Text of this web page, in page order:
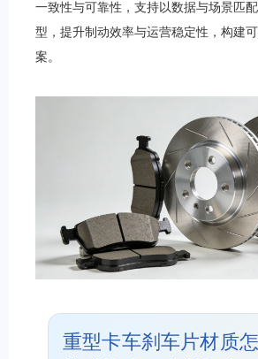
一致性与可靠性，支持以数据与场景匹
型，提升制动效率与运营稳定性，构建
案。
重型卡车刹车片材质怎